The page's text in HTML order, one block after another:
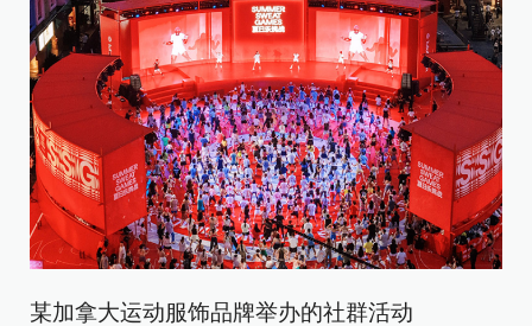
某加拿大运动服饰品牌举办的社群活动